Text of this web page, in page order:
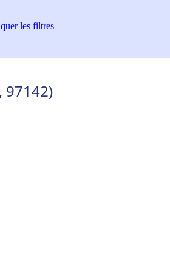
les filtres
97142)